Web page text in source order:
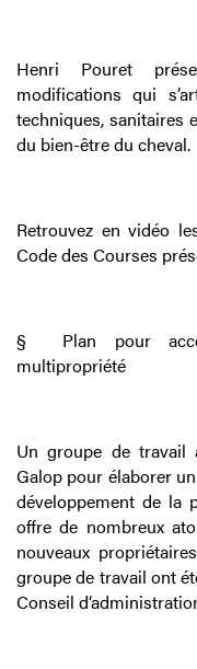
Henri Pouret
modifications qui
techniques, sanitaires
du bien-être du cheval.
Retrouvez en vidéo
Code des Courses
§
Plan pour
multipropriété
Un groupe de travail
Galop pour élaborer
développement de la
offre de nombreux
nouveaux
groupe de travail ont
Conseil